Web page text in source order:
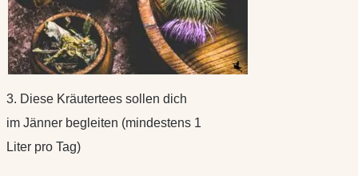
3. Diese Kräutertees sollen dich
im Jänner begleiten (mindestens 1
Liter pro Tag)